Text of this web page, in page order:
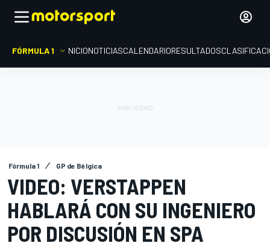
FÓRMULA 1 INICIONOTICIASCALENDARIORESULTADOS
Fórmula 1 GP de Bélgica
VIDEO: VERSTAPPEN
HABLARÁ CON SU INGENIERO
POR DISCUSIÓN EN SPA